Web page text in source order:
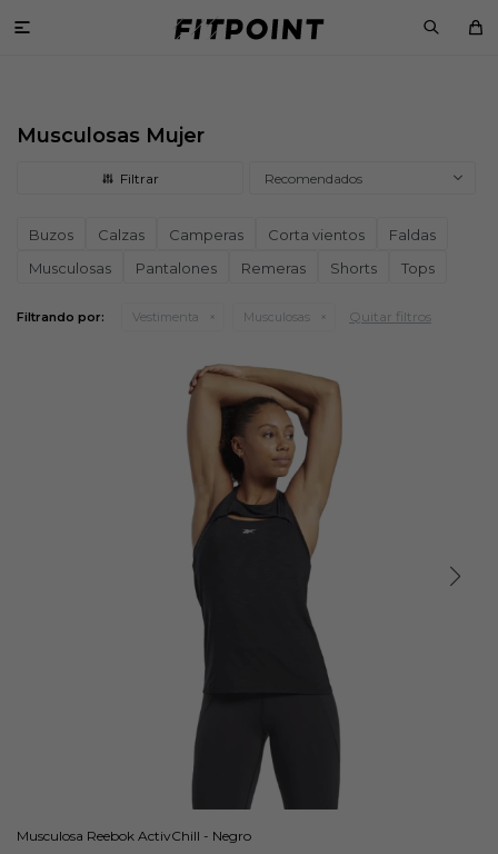

Musculosas Mujer
Recomendados
Buzos Calzas Camperas Corta vientos
Faldas
Musculosas
Pantalones Remeras Shorts Tops
Filtrando por: Vestimenta Musculosas Quitar filtros
Musculosa Reebok ActivChill - Negro